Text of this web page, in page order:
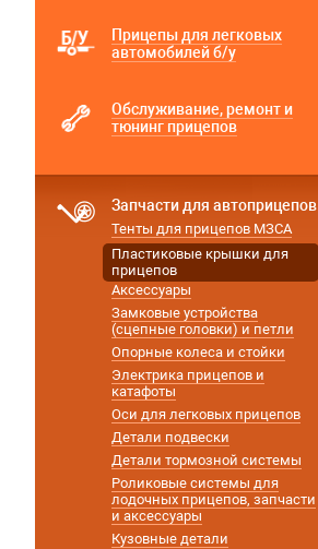
Прицепы для легковых
автомобилей б/у
Обслуживание, ремонт и
тюнинг прицепов
Запчасти для автоприцепов
Тенты для прицепов МЗСА
Пластиковые крышки для
прицепов
Аксессуары
Замковые устройства
(сцепные головки) и петли
Опорные колеса и стойки
Электрика прицепов и
катафоты
Оси для легковых прицепов
Детали подвески
Детали тормозной системы
Роликовые системы для
лодочных прицепов, запчасти
и аксессуары
Кузовные детали